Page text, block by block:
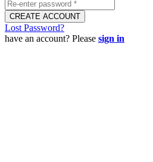
Lost Password?
have an account? Please sign in